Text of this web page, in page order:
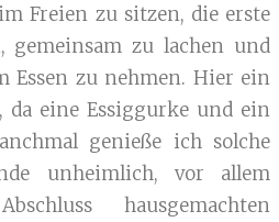
Freien zu sitzen, die erste
gemeinsam zu lachen und
Essen zu nehmen. Hier ein
eine Essiggurke und ein
genieße ich solche
unheimlich, vor allem
hausgemachten